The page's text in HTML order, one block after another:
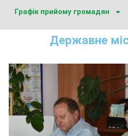
Графік прийому громадян
Державне